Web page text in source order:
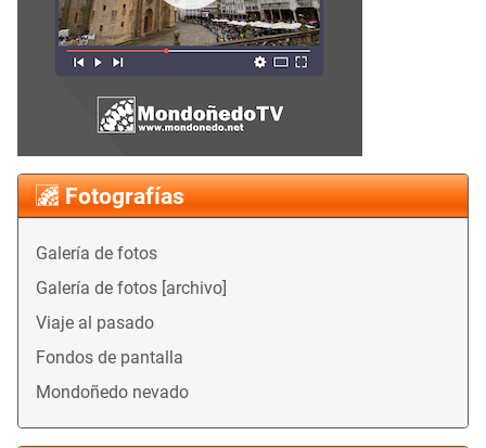
Fotografías
Galería de fotos
Galería de fotos [archivo]
Viaje al pasado
Fondos de pantalla
Mondoñedo nevado